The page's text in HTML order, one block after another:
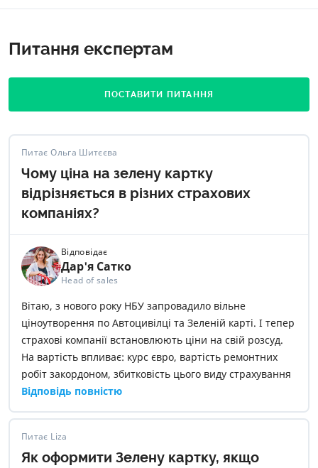
Питання експертам
ПОСТАВИТИ ПИТАННЯ
Питає Ольга Шитєєва
Чому ціна на зелену картку
відрізняється в різних страхових
компаніях?
Відповідає
Дар'я Сатко
Head of sales
Вітаю, з нового року НБУ запровадило вільне
ціноутворення по Автоцивілці та Зеленій карті. І тепер
страхові компанії встановлюють ціни на свій розсуд.
На вартість впливає: курс євро, вартість ремонтних
робіт закордоном, збитковість цього виду страхування
в обраній страховій компанії
Відповідь повністю
Питає Liza
Як оформити Зелену картку, якщо